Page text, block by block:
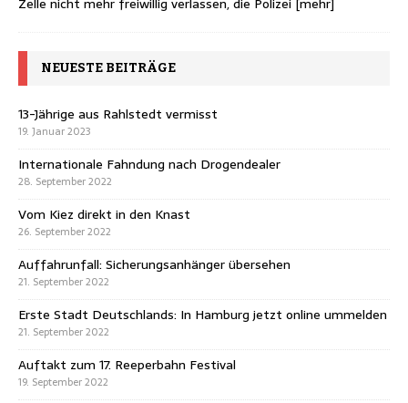
NEUESTE BEITRÄGE
13-Jährige aus Rahlstedt vermisst
19. Januar 2023
Internationale Fahndung nach Drogendealer
28. September 2022
Vom Kiez direkt in den Knast
26. September 2022
Auffahrunfall: Sicherungsanhänger übersehen
21. September 2022
Erste Stadt Deutschlands: In Hamburg jetzt online ummelden
21. September 2022
Auftakt zum 17. Reeperbahn Festival
19. September 2022